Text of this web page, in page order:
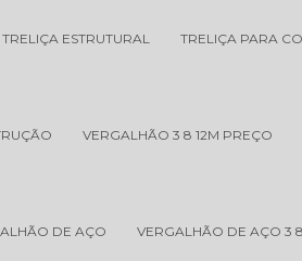
TRELIÇA ESTRUTURAL TRELIÇA PARA
VERGALHÃO 3 8 12M PREÇO
DE AÇO VERGALHÃO DE AÇO 3 8